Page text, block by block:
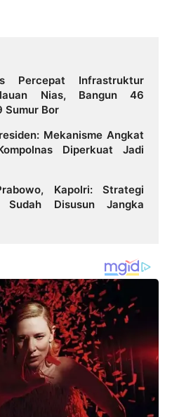
Percepat Infrastruktur
Nias, Bangun 46
Sumur Bor
Mekanisme Angkat
Diperkuat Jadi
Kapolri: Strategi
Sudah Disusun Jangka